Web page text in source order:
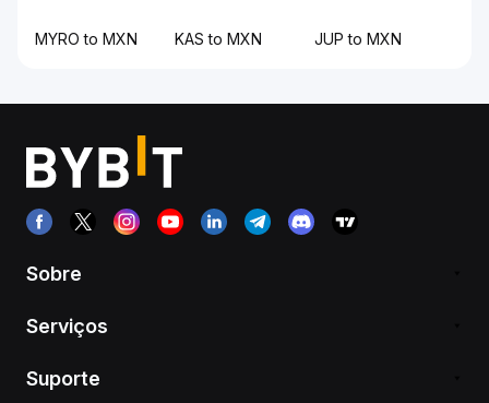
MYRO to MXN KAS to MXN JUP to MXN
Sobre
Serviços
Suporte